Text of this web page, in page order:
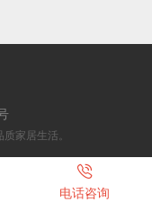
家居生活。

电话咨询